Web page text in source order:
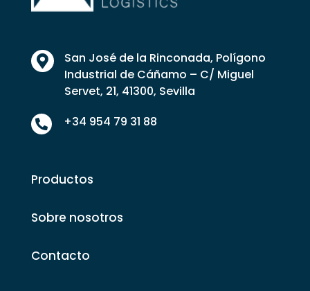

San José de la Rinconada, Polígono
Industrial de Cáñamo – C/ Miguel
Servet, 21, 41300, Sevilla
 +34 954 79 31 88
Productos
Sobre nosotros
Contacto